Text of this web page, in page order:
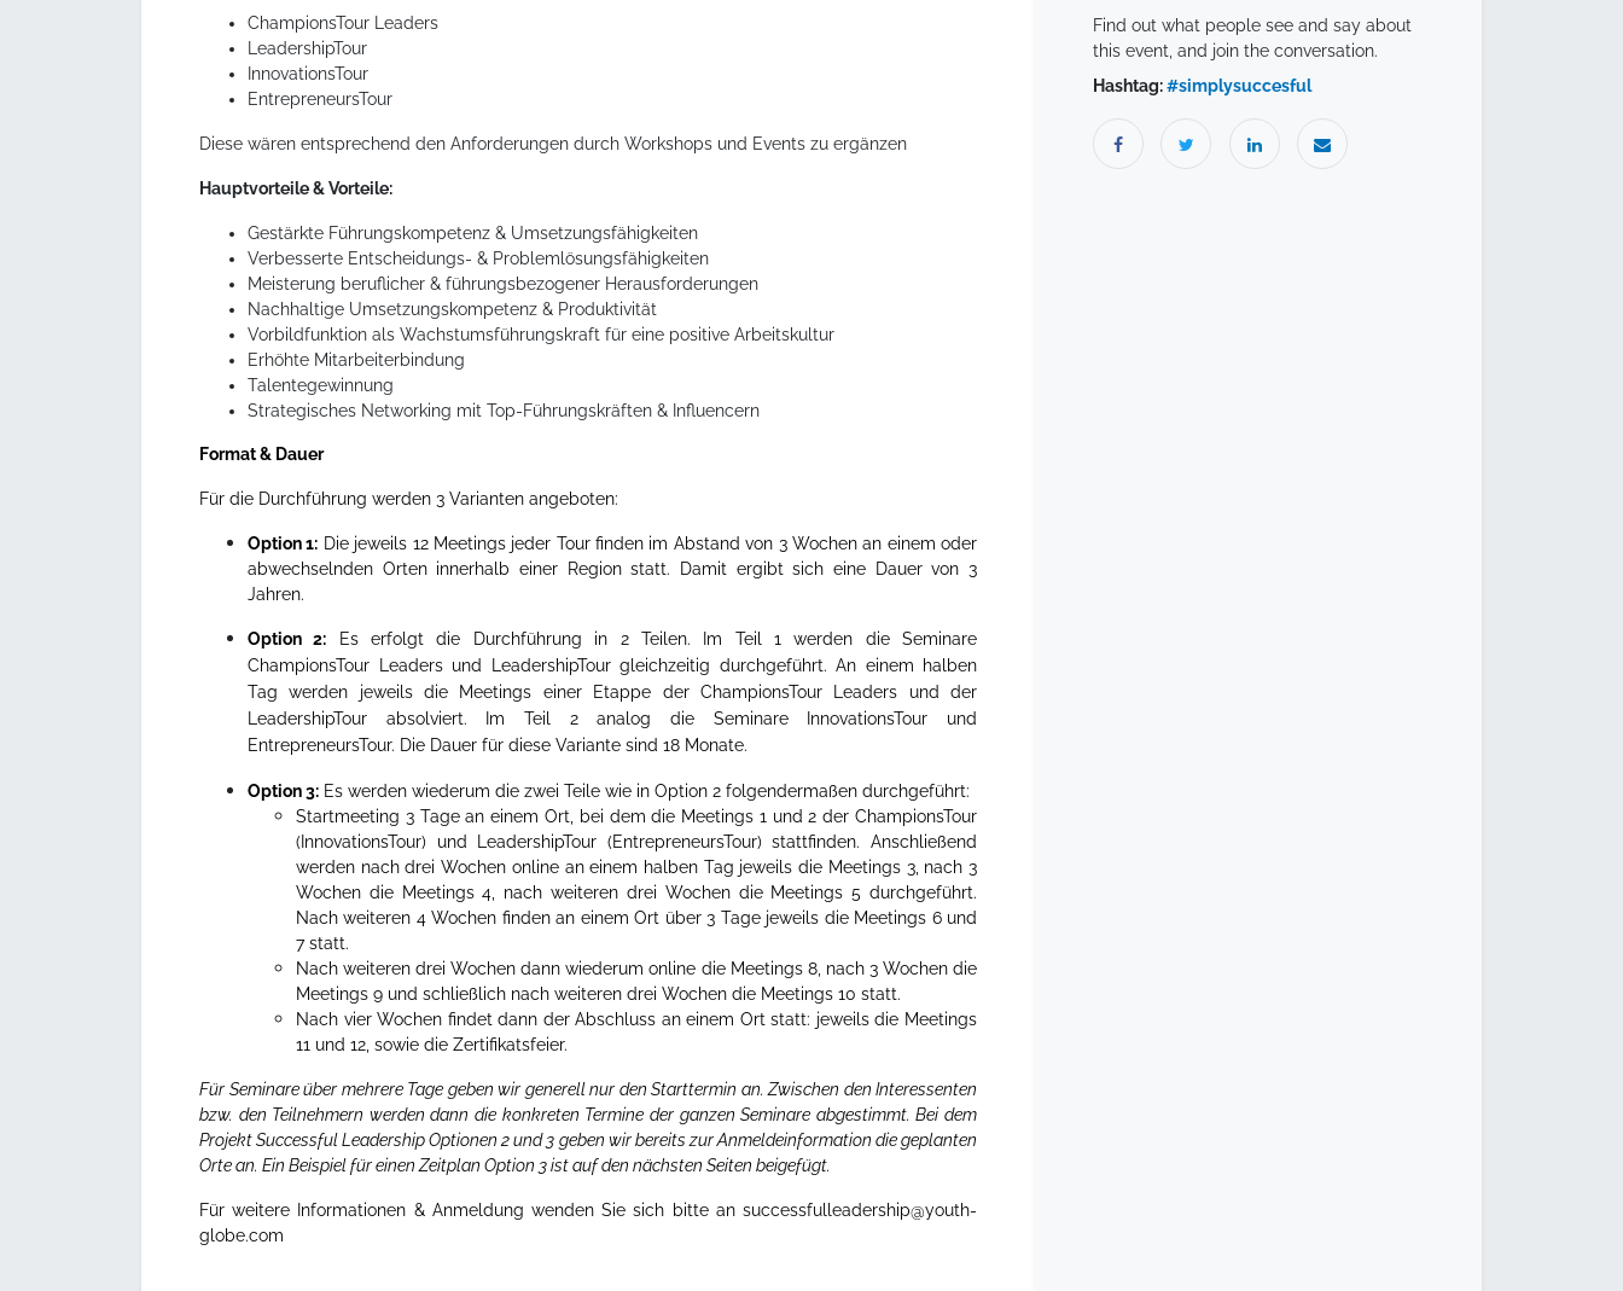
ChampionsTour Leaders
LeadershipTour
InnovationsTour
EntrepreneursTour
Diese wären entsprechend den Anforderungen durch Workshops und Events zu ergänzen
Hauptvorteile & Vorteile:
Gestärkte Führungskompetenz & Umsetzungsfähigkeiten
Verbesserte Entscheidungs- & Problemlösungsfähigkeiten
Meisterung beruflicher & führungsbezogener Herausforderungen
Nachhaltige Umsetzungskompetenz & Produktivität
Vorbildfunktion als Wachstumsführungskraft für eine positive Arbeitskultur
Erhöhte Mitarbeiterbindung
Talentegewinnung
Strategisches Networking mit Top-Führungskräften & Influencern
Format & Dauer
Für die Durchführung werden 3 Varianten angeboten:
Option 1: Die jeweils 12 Meetings jeder Tour finden im Abstand von 3 Wochen an einem oder
abwechselnden Orten innerhalb einer Region statt. Damit ergibt sich eine Dauer von 3
Jahren.
Option 2:
Es erfolgt die Durchführung in 2 Teilen. Im Teil 1 werden die Seminare
ChampionsTour Leaders und LeadershipTour gleichzeitig durchgeführt. An einem halben
Tag werden jeweils die Meetings einer Etappe der ChampionsTour Leaders und der
LeadershipTour absolviert. Im Teil 2 analog die Seminare InnovationsTour und
EntrepreneursTour. Die Dauer für diese Variante sind 18 Monate.
Option 3: Es werden wiederum die zwei Teile wie in Option 2 folgendermaßen durchgeführt:
Startmeeting 3 Tage an einem Ort, bei dem die Meetings 1 und 2 der ChampionsTour
(InnovationsTour) und LeadershipTour (EntrepreneursTour) stattfinden. Anschließend
werden nach drei Wochen online an einem halben Tag jeweils die Meetings 3, nach 3
Wochen die Meetings 4, nach weiteren drei Wochen die Meetings 5 durchgeführt.
Nach weiteren 4 Wochen finden an einem Ort über 3 Tage jeweils die Meetings 6 und
7 statt.
Nach weiteren drei Wochen dann wiederum online die Meetings 8, nach 3 Wochen die
Meetings 9 und schließlich nach weiteren drei Wochen die Meetings 10 statt.
Nach vier Wochen findet dann der Abschluss an einem Ort statt: jeweils die Meetings
11 und 12, sowie die Zertifikatsfeier.
Für Seminare über mehrere Tage geben wir generell nur den Starttermin an. Zwischen den Interessenten
bzw. den Teilnehmern werden dann die konkreten Termine der ganzen Seminare abgestimmt. Bei dem
Projekt Successful Leadership Optionen 2 und 3 geben wir bereits zur Anmeldeinformation die geplanten
Orte an. Ein Beispiel für einen Zeitplan Option 3 ist auf den nächsten Seiten beigefügt.
Für weitere Informationen & Anmeldung wenden Sie sich bitte an successfulleadership@youth-
globe.com
Find out what people see and say about
this event, and join the conversation.
Hashtag:#simplysuccesful